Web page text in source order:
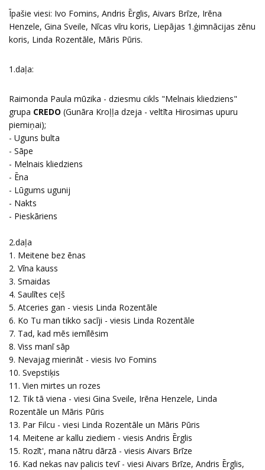
Īpašie viesi: Ivo Fomins, Andris Ērglis, Aivars Brīze, Irēna
Henzele, Gina Sveile, Nīcas vīru koris, Liepājas 1.ģimnācijas zēnu
koris, Linda Rozentāle, Māris Pūris.
1.daļa:
Raimonda Paula mūzika - dziesmu cikls "Melnais kliedziens"
grupa CREDO (Gunāra Kroļļa dzeja - veltīta Hirosimas upuru
piemiņai);
- Uguns bulta
- Sāpe
- Melnais kliedziens
- Ēna
- Lūgums ugunij
- Nakts
- Pieskāriens
2.daļa
1. Meitene bez ēnas
2. Vīna kauss
3. Smaidas
4. Saulītes ceļš
5. Atceries gan - viesis Linda Rozentāle
6. Ko Tu man tikko sacīji - viesis Linda Rozentāle
7. Tad, kad mēs iemīlēsim
8. Viss manī sāp
9. Nevajag mierināt - viesis Ivo Fomins
10. Svepstiķis
11. Vien mirtes un rozes
12. Tik tā viena - viesi Gina Sveile, Irēna Henzele, Linda
Rozentāle un Māris Pūris
13. Par Filcu - viesi Linda Rozentāle un Māris Pūris
14. Meitene ar kallu ziediem - viesis Andris Ērglis
15. Rozīt', mana nātru dārzā - viesis Aivars Brīze
16. Kad nekas nav palicis tevī - viesi Aivars Brīze, Andris Ērglis,